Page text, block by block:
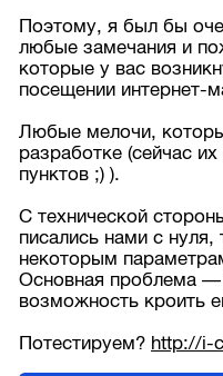
Поэтому, я был бы
любые замечания и
которые у вас
посещении интернет-
Любые мелочи,
разработке (сейчас
пунктов ;) ).
С технической
писались нами с
некоторым
Основная проблема
возможность кроить
Потестируем? http://i-